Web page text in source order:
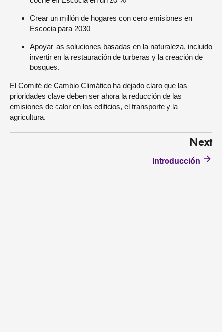
Crear un millón de hogares con cero emisiones en
Escocia para 2030
Apoyar las soluciones basadas en la naturaleza, incluido
invertir en la restauración de turberas y la creación de
bosques.
El Comité de Cambio Climático ha dejado claro que las
prioridades clave deben ser ahora la reducción de las
emisiones de calor en los edificios, el transporte y la
agricultura.
Next
Introducción